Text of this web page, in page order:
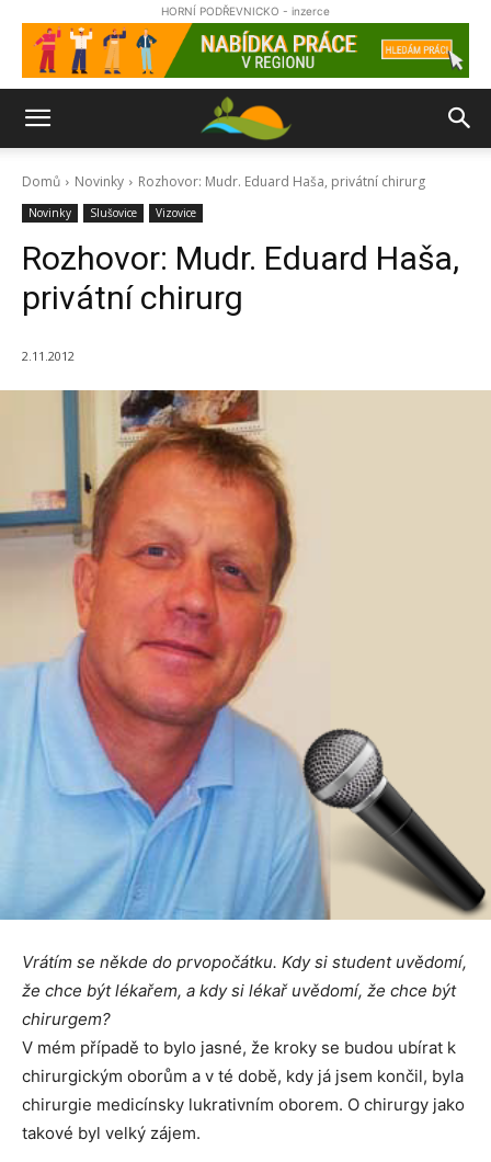
HORNÍ PODŘEVNICKO - inzerce
Domů Novinky Rozhovor: Mudr. Eduard Haša, privátní chirurg
Novinky Slušovice Vizovice
Rozhovor: Mudr. Eduard Haša,
privátní chirurg
2.11.2012
Vrátím se někde do prvopočátku. Kdy si student uvědomí,
že chce být lékařem, a kdy si lékař uvědomí, že chce být
chirurgem?
V mém případě to bylo jasné, že kroky se budou ubírat k
chirurgickým oborům a v té době, kdy já jsem končil, byla
chirurgie medicínsky lukrativním oborem. O chirurgy jako
takové byl velký zájem.